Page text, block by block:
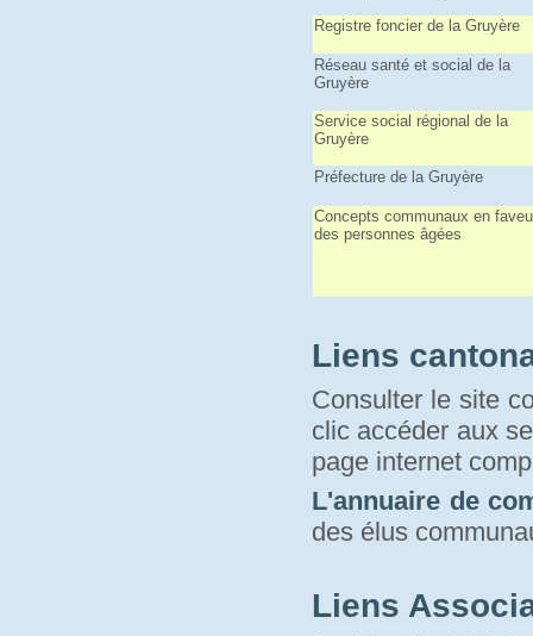
Registre foncier de la Gruyère
Réseau santé et social de la
Gruyère
Service social régional de la
Gruyère
Préfecture de la Gruyère
Concepts communaux en
des personnes âgées
Liens
Consulter le site
clic accéder aux
page internet
L'annuaire de
des élus
Liens